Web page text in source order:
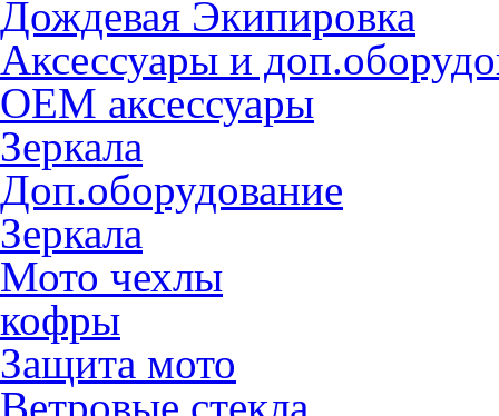
Дождевая Экипировка
Аксессуары и
OEM аксессуары
Зеркала
Доп.оборудование
Зеркала
Мото чехлы
кофры
Защита мото